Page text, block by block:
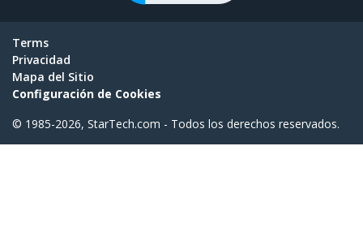
Terms
Privacidad
Mapa del Sitio
Configuración de Cookies
© 1985-2026, StarTech.com - Todos los derechos reservados.